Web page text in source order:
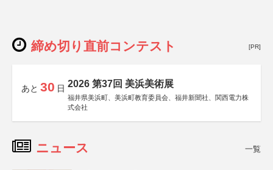
締め切り直前コンテスト [PR]
あと 30 日 2026 第37回 美浜美術展
福井県美浜町、美浜町教育委員会、福井新聞社、関西電力株
式会社
ニュース 一覧